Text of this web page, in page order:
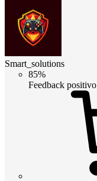
Smart_solutions
85%
Feedback positivo